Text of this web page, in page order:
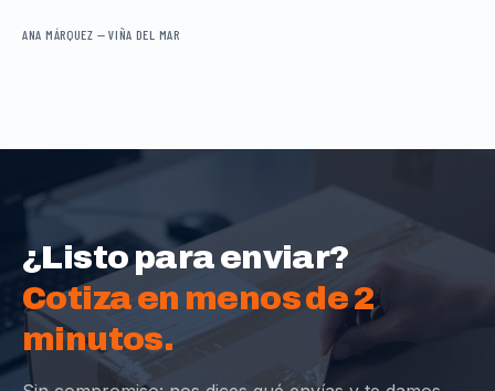
ANA MÁRQUEZ —VIÑA DEL MAR
¿Listo para enviar?
Cotiza en menos de 2
minutos.